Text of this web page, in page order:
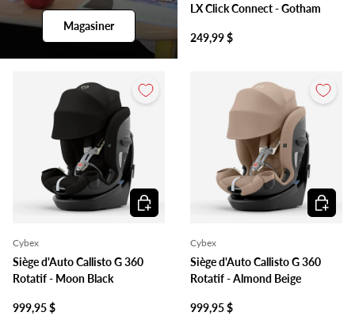
Magasiner
LX Click Connect - Gotham
249,99 $
Cybex
Siège d'Auto Callisto G 360
Rotatif - Moon Black
999,95 $
Ajouter au panier
Cybex
Siège d'Auto Callisto G 360
Rotatif - Almond Beige
999,95 $
Ajouter